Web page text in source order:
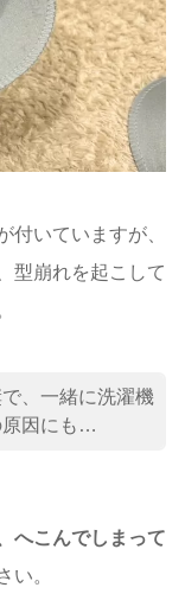
付いていますが、
型崩れを起こして
、一緒に洗濯機
原因にも…
へこんでしまって
い。